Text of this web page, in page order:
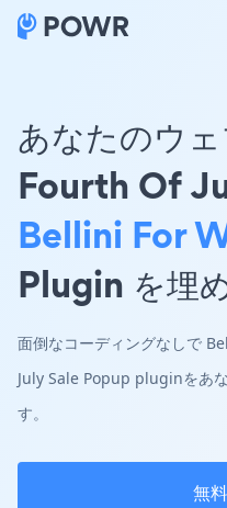
あなたのウ
Fourth Of
Bellini For
Plugin を埋
面倒なコーディングなしで
July Sale Popup pluginをあ
す。
無